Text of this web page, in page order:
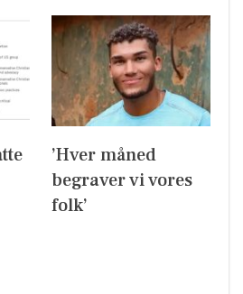
’Hver måned
begraver vi vores
folk’